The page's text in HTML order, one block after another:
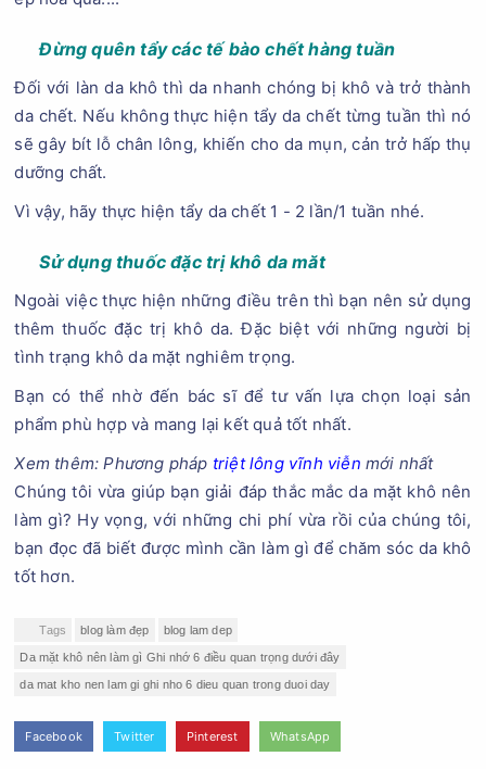
Đừng quên tẩy các tế bào chết hàng tuần
Đối với làn da khô thì da nhanh chóng bị khô và trở thành
da chết. Nếu không thực hiện tẩy da chết từng tuần thì nó
sẽ gây bít lỗ chân lông, khiến cho da mụn, cản trở hấp thụ
dưỡng chất.
Vì vậy, hãy thực hiện tẩy da chết 1 - 2 lần/1 tuần nhé.
Sử dụng thuốc đặc trị khô da măt
Ngoài việc thực hiện những điều trên thì bạn nên sử dụng
thêm thuốc đặc trị khô da. Đặc biệt với những người bị
tình trạng khô da mặt nghiêm trọng.
Bạn có thể nhờ đến bác sĩ để tư vấn lựa chọn loại sản
phẩm phù hợp và mang lại kết quả tốt nhất.
Xem thêm: Phương pháp triệt lông vĩnh viễn mới nhất
Chúng tôi vừa giúp bạn giải đáp thắc mắc da mặt khô nên
làm gì? Hy vọng, với những chi phí vừa rồi của chúng tôi,
bạn đọc đã biết được mình cần làm gì để chăm sóc da khô
tốt hơn.
Tags blog làm đẹp blog lam dep
Da mặt khô nên làm gì Ghi nhớ 6 điều quan trọng dưới đây
da mat kho nen lam gi ghi nho 6 dieu quan trong duoi day
Facebook Twitter Pinterest WhatsApp